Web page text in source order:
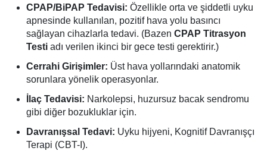
CPAP/BiPAP Tedavisi: Özellikle orta ve şiddetli uyku
apnesinde kullanılan, pozitif hava yolu basıncı
sağlayan cihazlarla tedavi. (Bazen CPAP Titrasyon
Testi adı verilen ikinci bir gece testi gerektirir.)
Cerrahi Girişimler: Üst hava yollarındaki anatomik
sorunlara yönelik operasyonlar.
İlaç Tedavisi: Narkolepsi, huzursuz bacak sendromu
gibi diğer bozukluklar için.
Davranışsal Tedavi: Uyku hijyeni, Kognitif Davranışçı
Terapi (CBT-I).